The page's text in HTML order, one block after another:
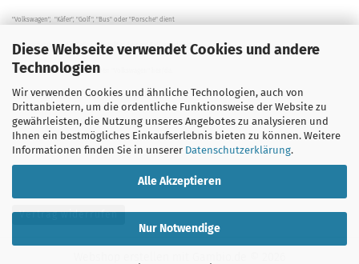
Diese Webseite verwendet Cookies und andere
Technologien
Wir verwenden Cookies und ähnliche Technologien, auch von
Drittanbietern, um die ordentliche Funktionsweise der Website zu
gewährleisten, die Nutzung unseres Angebotes zu analysieren und
Ihnen ein bestmögliches Einkaufserlebnis bieten zu können. Weitere
Informationen finden Sie in unserer Datenschutzerklärung.
Alle Akzeptieren
Nur Notwendige
"Volkswagen", "Käfer", "Golf", "Bus" oder "Porsche" dient
der Beschreibung der Teile und stellt in keinem Fall eine direkte
Verbindung zu dem Unternehmen "Volkswagen" her/da.
Die Beschreibungen, Zeichnungen und Angaben zur
Verwendung sind sorgfältig überprüft worden.
Vertrag widerrufen